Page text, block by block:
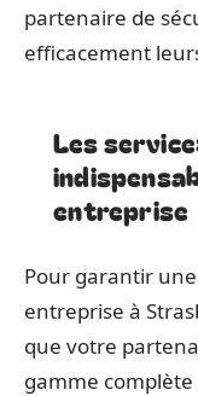
partenaire de
efficacement
Les
entreprise
Pour garantir
entreprise à
que votre
gamme complète